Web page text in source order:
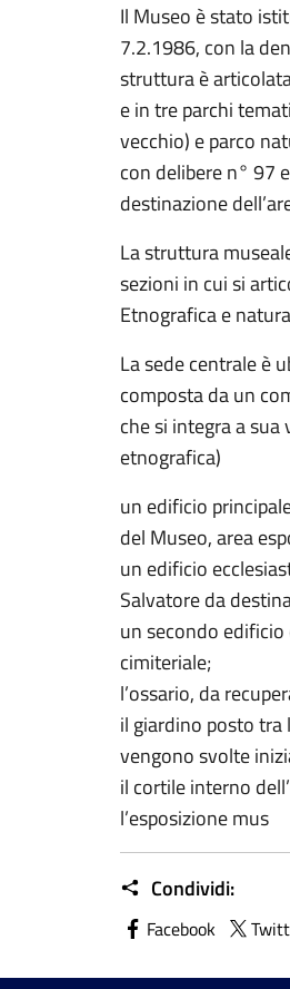
Il Museo è stato
7.2.1986, con la
struttura è
e in tre parchi
vecchio) e parco
con delibere n° 97
destinazione
La struttura
sezioni in cui si
Etnografica e
La sede centrale è
composta da un
che si integra a
etnografica)
un edificio
del Museo, area
un edificio
Salvatore da
un secondo edificio
cimiteriale;
l’ossario, da
il giardino posto tra
vengono svolte
il cortile interno
l’esposizione mus
Condividi:
Facebook